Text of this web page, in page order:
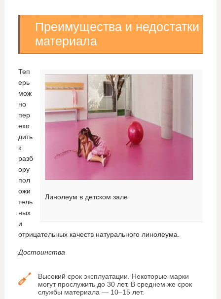
Преимущества и недостатки
материала
Линолеум в детском зале
Теп
ерь
мож
но
пер
ехо
дить
к
разб
ору
пол
ожи
тель
ных
и
отрицательных качеств натурального линолеума.
Достоинства
Высокий срок эксплуатации. Некоторые марки
могут прослужить до 30 лет. В среднем же срок
службы материала — 10–15 лет.